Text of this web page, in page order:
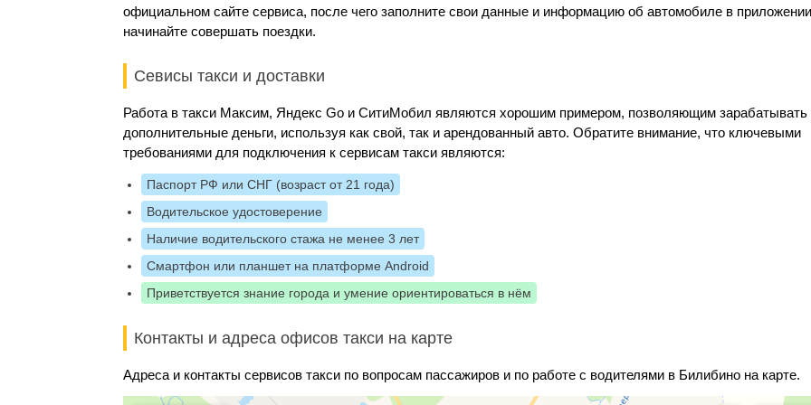
официальном сайте сервиса, после чего заполните свои данные и информацию об автомобиле в
начинайте совершать поездки.
Севисы такси и доставки
Работа в такси Максим, Яндекс Go и СитиМобил являются хорошим примером, позволяющим зарабатывать
дополнительные деньги, используя как свой, так и арендованный авто. Обратите внимание, что ключевыми
требованиями для подключения к сервисам такси являются:
Паспорт РФ или СНГ (возраст от 21 года)
Водительское удостоверение
Наличие водительского стажа не менее 3 лет
Смартфон или планшет на платформе Android
Приветствуется знание города и умение ориентироваться в нём
Контакты и адреса офисов такси на карте
Адреса и контакты сервисов такси по вопросам пассажиров и по работе с водителями в Билибино на карте.